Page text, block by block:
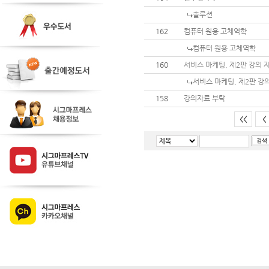
솔루션
162
컴퓨터 원용 고체역학
컴퓨터 원용 고체역학
160
서비스 마케팅, 제2판 강의
서비스 마케팅, 제2판 강
158
강의자료 부탁
<< <